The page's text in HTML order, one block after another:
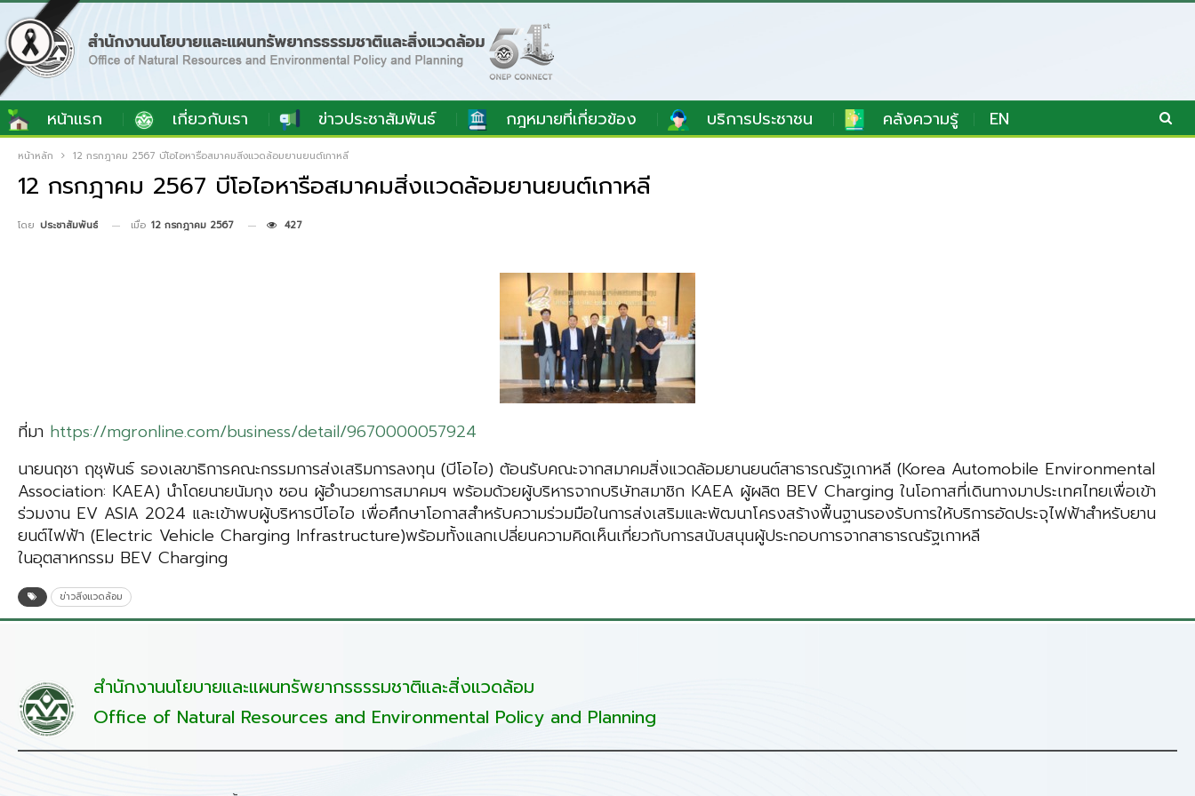
หน้าแรก เกี่ยวกับเรา ข่าวประชาสัมพันธ์ กฎหมายที่เกี่ยวข้อง บริการประชาชน คลังความรู้ EN
หน้าหลัก 12 กรกฎาคม 2567 บีโอไอหารือสมาคมสิ่งแวดล้อมยานยนต์เกาหลี
12 กรกฎาคม 2567 บีโอไอหารือสมาคมสิ่งแวดล้อมยานยนต์เกาหลี
โดย ประชาสัมพันธ์ เมื่อ 12 กรกฎาคม 2567 427
ที่มา https://mgronline.com/business/detail/9670000057924
นายนฤชา ฤชุพันธ์ รองเลขาธิการคณะกรรมการส่งเสริมการลงทุน (บีโอไอ) ต้อนรับคณะจากสมาคมสิ่งแวดล้อมยานยนต์สาธารณรัฐเกาหลี (Korea Automobile Environmental
Association: KAEA) นำโดยนายนัมกุง ซอน ผู้อำนวยการสมาคมฯ พร้อมด้วยผู้บริหารจากบริษัทสมาชิก KAEA ผู้ผลิต BEV Charging ในโอกาสที่เดินทางมาประเทศไทยเพื่อเข้า
ร่วมงาน EV ASIA 2024 และเข้าพบผู้บริหารบีโอไอ เพื่อศึกษาโอกาสสำหรับความร่วมมือในการส่งเสริมและพัฒนาโครงสร้างพื้นฐานรองรับการให้บริการอัดประจุไฟฟ้าสำหรับยาน
ยนต์ไฟฟ้า (Electric Vehicle Charging Infrastructure)พร้อมทั้งแลกเปลี่ยนความคิดเห็นเกี่ยวกับการสนับสนุนผู้ประกอบการจากสาธารณรัฐเกาหลี
ในอุตสาหกรรม BEV Charging
ข่าวสิ่งแวดล้อม
สำนักงานนโยบายและแผนทรัพยากรธรรมชาติและสิ่งแวดล้อม
Office of Natural Resources and Environmental Policy and Planning